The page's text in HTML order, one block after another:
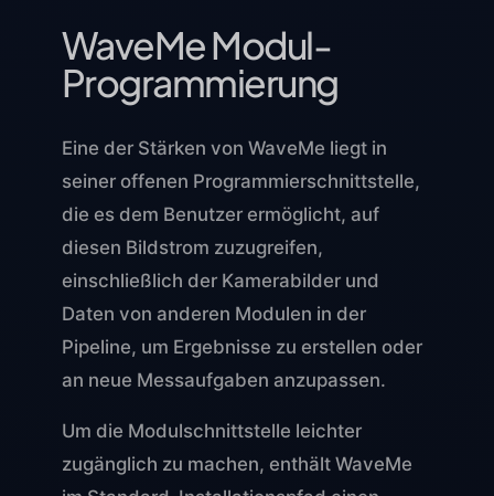
WaveMe Modul-
Programmierung
Eine der Stärken von WaveMe liegt in
seiner offenen Programmierschnittstelle,
die es dem Benutzer ermöglicht, auf
diesen Bildstrom zuzugreifen,
einschließlich der Kamerabilder und
Daten von anderen Modulen in der
Pipeline, um Ergebnisse zu erstellen oder
an neue Messaufgaben anzupassen.
Um die Modulschnittstelle leichter
zugänglich zu machen, enthält WaveMe